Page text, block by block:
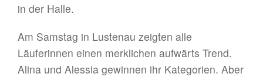
in der Halle.
Am Samstag in Lustenau zeigten alle
Läuferinnen einen merklichen aufwärts Trend.
Alina und Alessia gewinnen ihr Kategorien. Aber